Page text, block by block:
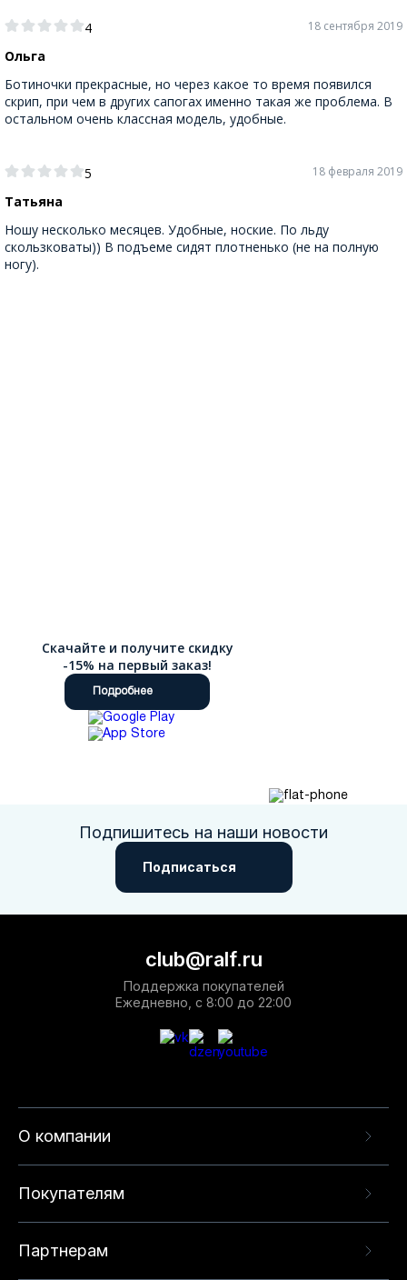
4
Ольга
18 сентября 2019
Ботиночки прекрасные, но через какое то время появился
скрип, при чем в других сапогах именно такая же проблема. В
остальном очень классная модель, удобные.
5
Татьяна
18 февраля 2019
Ношу несколько месяцев. Удобные, ноские. По льду
скользковаты)) В подъеме сидят плотненько (не на полную
ногу).
Скачайте и получите скидку
-15% на первый заказ!
Подробнее
Подпишитесь на наши новости
Подписаться
О компании
Покупателям
Партнерам
club@ralf.ru
Поддержка покупателей
Ежедневно, с 8:00 до 22:00